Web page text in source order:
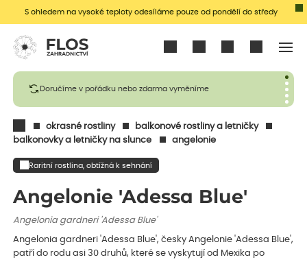
S ohledem na vysoké teploty odesíláme pouze od pondělí do středy
Doručíme v pořádku nebo zdarma vyměníme
okrasné rostliny
balkonové rostliny a letničky
balkonovky a letničky na slunce
angelonie
Raritní rostlina, obtížná k sehnání
Angelonie 'Adessa Blue'
Angelonia gardneri 'Adessa Blue'
Angelonia gardneri 'Adessa Blue', česky Angelonie 'Adessa Blue',
patří do rodu asi 30 druhů, které se vyskytují od Mexika po